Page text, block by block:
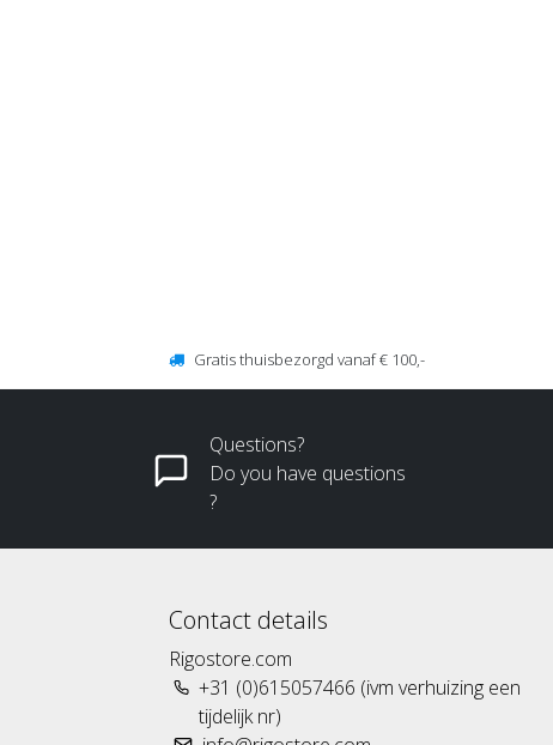
Gratis thuisbezorgd vanaf € 100,-
Questions?
Do you have questions
?
Contact details
Rigostore.com
+31 (0)615057466 (ivm verhuizing een
tijdelijk nr)